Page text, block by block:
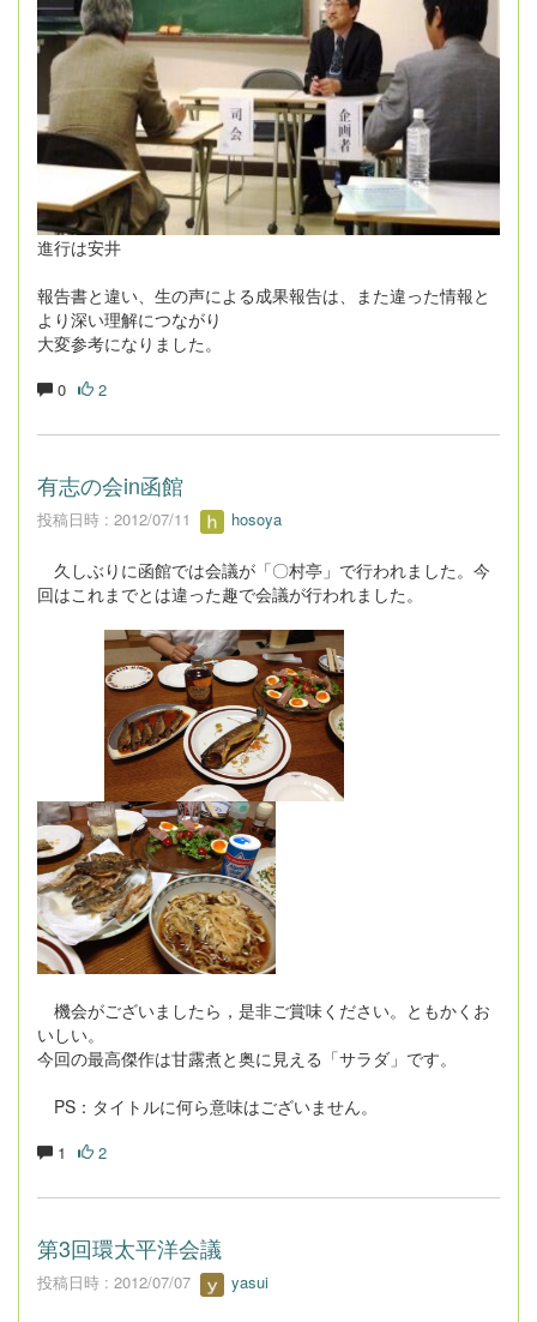
進行は安井
報告書と違い、生の声による成果報告は、また違った情報と
より深い理解につながり
大変参考になりました。
0 2
有志の会in函館
投稿日時 : 2012/07/11 hosoya
久しぶりに函館では会議が「〇村亭」で行われました。今
回はこれまでとは違った趣で会議が行われました。
機会がございましたら，是非ご賞味ください。ともかくお
いしい。
今回の最高傑作は甘露煮と奥に見える「サラダ」です。
PS：タイトルに何ら意味はございません。
1 2
第3回環太平洋会議
投稿日時 : 2012/07/07 yasui